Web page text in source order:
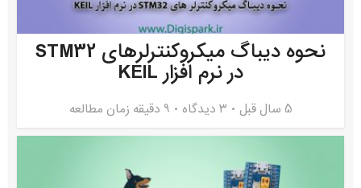
نحوه دیباگ میکروکنترلرهای STM32
در نرم افزار KEIL
5 سال قبل ۳ دیدگاه 9 دقیقه زمان مطالعه